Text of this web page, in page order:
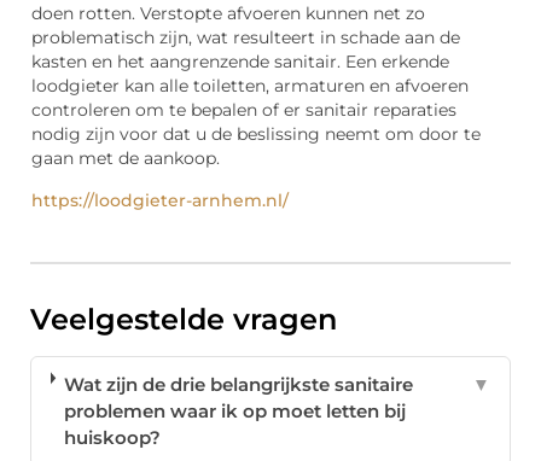
doen rotten. Verstopte afvoeren kunnen net zo
problematisch zijn, wat resulteert in schade aan de
kasten en het aangrenzende sanitair. Een erkende
loodgieter kan alle toiletten, armaturen en afvoeren
controleren om te bepalen of er sanitair reparaties
nodig zijn voor dat u de beslissing neemt om door te
gaan met de aankoop.
https://loodgieter-arnhem.nl/
Veelgestelde vragen
Wat zijn de drie belangrijkste sanitaire
problemen waar ik op moet letten bij
huiskoop?
▼